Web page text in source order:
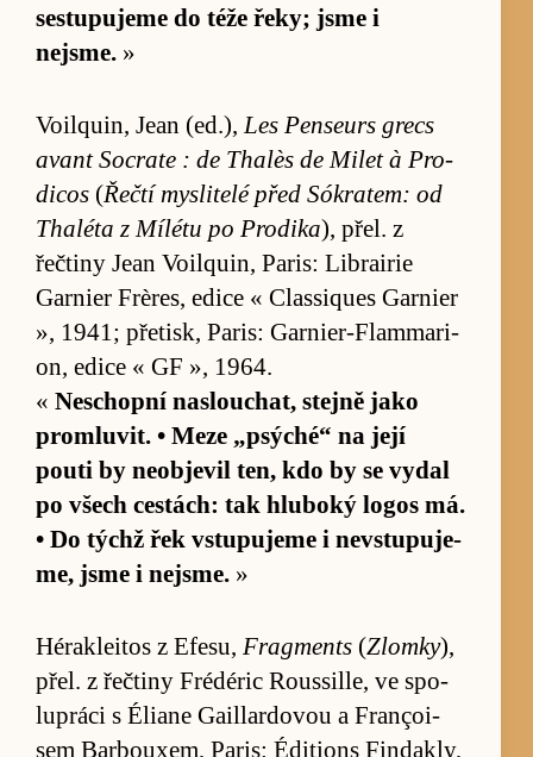
se­stu­pujeme do téže ře­ky; jsme i
nejsme. »
Vo­i­lquin, Jean (ed.),Les Pen­seurs grecs
avant So­crate : de Thalès de Mi­let à Pro­
di­cos (Řečtí mys­li­telé před Sókra­tem: od
Thaléta z Mí­létu po Pro­dika), přel. z
řečtiny Jean Vo­i­lquin, Pa­ris: Lib­rai­rie
Garnier Frères, edice « Clas­siques Garnier
», 1941; pře­tisk, Pa­ris: Garnier-Flam­ma­ri­
on, edice « GF », 1964.
« Ne­schopní na­slou­chat, stejně jako
pro­mlu­vit. • Meze „psýché“ na její
pouti by ne­ob­jevil ten, kdo by se vy­dal
po všech cestách: tak hlu­boký logos má.
• Do týchž řek vstu­pujeme i ne­vstu­puje­
me, jsme i nejsme. »
Héra­klei­tos z Efe­su, Fragments (Zlomky),
přel. z řečtiny Frédé­ric Rous­sille, ve spo­
lu­práci s Éli­ane Gaillar­dovou a Franço­i­
sem Bar­bouxem, Pa­ris: Édi­ti­ons Fin­dak­ly,